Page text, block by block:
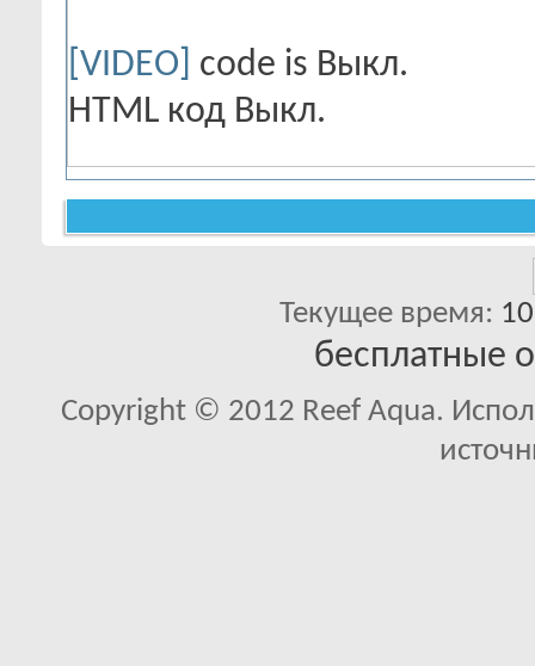
[VIDEO] code is Выкл.
HTML код Выкл.
Текущее время:
бесплатные
Copyright © 2012 Reef Aqua.